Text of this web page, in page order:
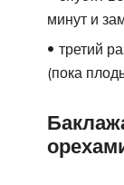
минут и
третий
(пока